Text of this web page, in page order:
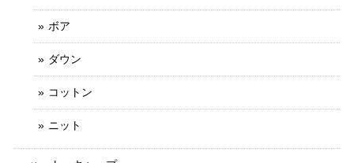
ボア
ダウン
コットン
ニット